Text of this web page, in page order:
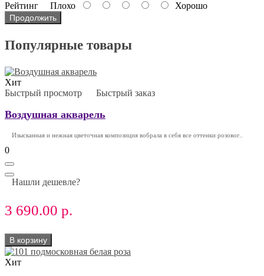
Рейтинг Плохо Хорошо
Продолжить
Популярные товары
Хит
Быстрый просмотр
Быстрый заказ
Воздушная акварель
Изысканная и нежная цветочная композиция вобрала в себя все оттенки розовог..
0
Нашли дешевле?
3 690.00 р.
В корзину
Хит